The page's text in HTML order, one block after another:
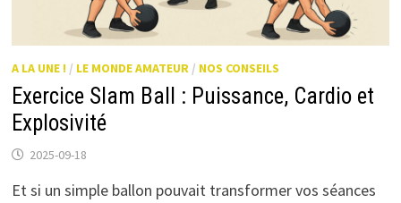
A LA UNE ! / LE MONDE AMATEUR/ NOS CONSEILS
Exercice Slam Ball : Puissance, Cardio et
Explosivité
2025-09-18
Et si un simple ballon pouvait transformer vos séances